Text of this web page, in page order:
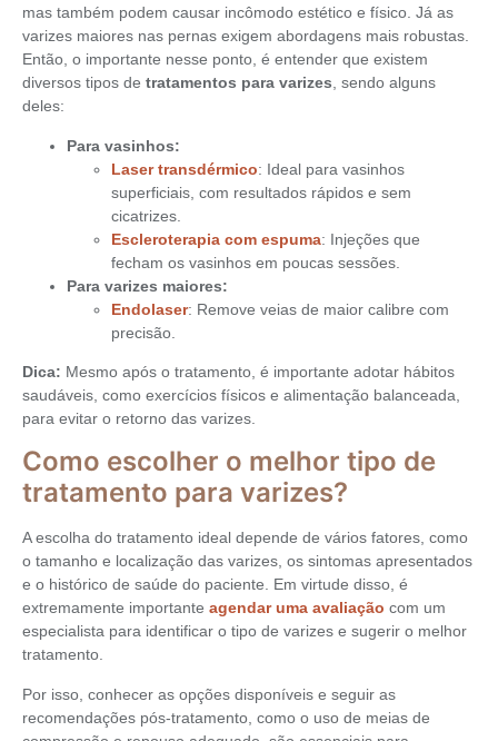
mas também podem causar incômodo estético e físico. Já as
varizes maiores nas pernas exigem abordagens mais robustas.
Então, o importante nesse ponto, é entender que existem
diversos tipos de tratamentos para varizes, sendo alguns
deles:
Para vasinhos:
Laser transdérmico: Ideal para vasinhos
superficiais, com resultados rápidos e sem
cicatrizes.
Escleroterapia com espuma: Injeções que
fecham os vasinhos em poucas sessões.
Para varizes maiores:
Endolaser: Remove veias de maior calibre com
precisão.
Dica: Mesmo após o tratamento, é importante adotar hábitos
saudáveis, como exercícios físicos e alimentação balanceada,
para evitar o retorno das varizes.
Como escolher o melhor tipo de
tratamento para varizes?
A escolha do tratamento ideal depende de vários fatores, como
o tamanho e localização das varizes, os sintomas apresentados
e o histórico de saúde do paciente. Em virtude disso, é
extremamente importante agendar uma avaliação com um
especialista para identificar o tipo de varizes e sugerir o melhor
tratamento.
Por isso, conhecer as opções disponíveis e seguir as
recomendações pós-tratamento, como o uso de meias de